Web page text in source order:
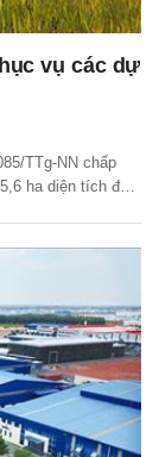
vụ các dự
TTg-NN chấp
ha diện tích đất